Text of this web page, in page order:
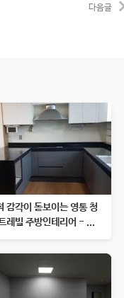
다음글
감각이 돋보이는 영통 청
레빌 주방인테리어 - ...